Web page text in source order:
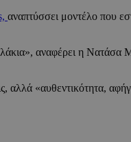
αναπτύσσει μοντέλο που
αναφέρει η Νατάσα
αλλά «αυθεντικότητα,